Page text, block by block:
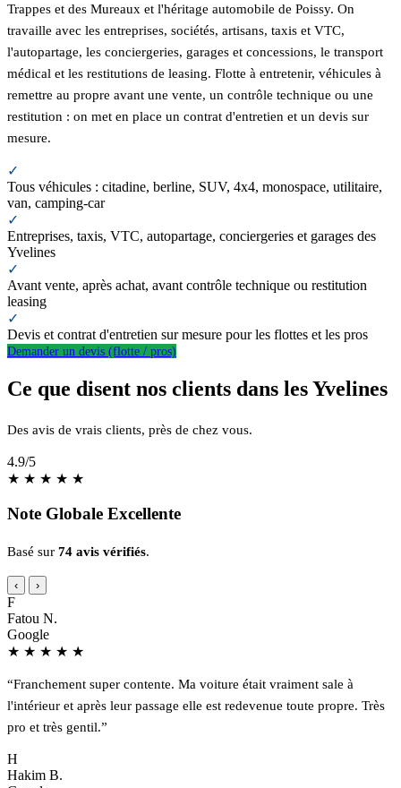
Trappes et des Mureaux et l'héritage automobile de Poissy. On
travaille avec les entreprises, sociétés, artisans, taxis et VTC,
l'autopartage, les conciergeries, garages et concessions, le transport
médical et les restitutions de leasing. Flotte à entretenir, véhicules à
remettre au propre avant une vente, un contrôle technique ou une
restitution : on met en place un contrat d'entretien et un devis sur
mesure.
✓
Tous véhicules : citadine, berline, SUV, 4x4, monospace, utilitaire,
van, camping-car
✓
Entreprises, taxis, VTC, autopartage, conciergeries et garages des
Yvelines
✓
Avant vente, après achat, avant contrôle technique ou restitution
leasing
✓
Devis et contrat d'entretien sur mesure pour les flottes et les pros
Demander un devis (flotte / pros)
Ce que disent nos clients dans les Yvelines
Des avis de vrais clients, près de chez vous.
4.9/5
★ ★ ★ ★ ★
Note Globale Excellente
Basé sur 74 avis vérifiés.
‹ ›
F
Fatou N.
Google
★ ★ ★ ★ ★
“Franchement super contente. Ma voiture était vraiment sale à
l'intérieur et après leur passage elle est redevenue toute propre. Très
pro et très gentil.”
H
Hakim B.